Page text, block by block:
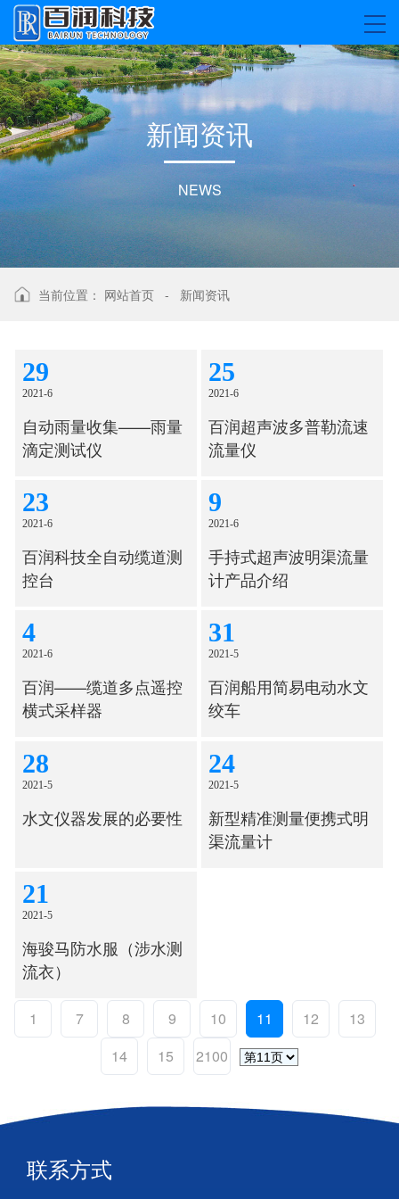
新闻资讯
NEWS
当前位置： 网站首页 - 新闻资讯
29
2021-6
自动雨量收集——雨量
滴定测试仪
25
2021-6
百润超声波多普勒流速
流量仪
23
2021-6
百润科技全自动缆道测
控台
9
2021-6
手持式超声波明渠流量
计产品介绍
4
2021-6
百润——缆道多点遥控
横式采样器
31
2021-5
百润船用简易电动水文
绞车
28
2021-5
水文仪器发展的必要性
24
2021-5
新型精准测量便携式明
渠流量计
21
2021-5
海骏马防水服（涉水测
流衣）
1 7 8 9 10 11 12
13
14
15 2100
联系方式